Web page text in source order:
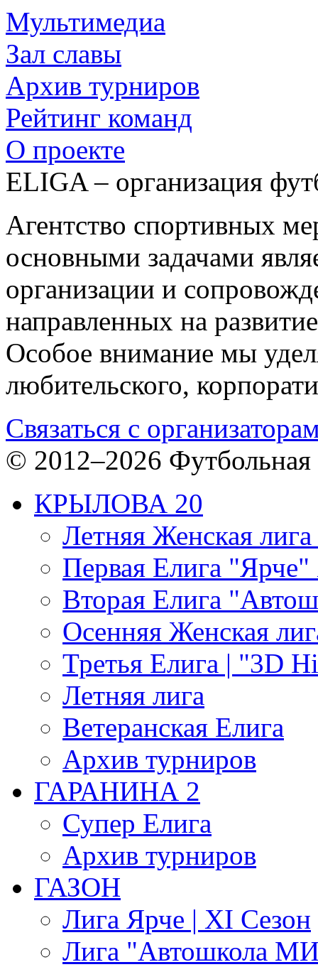
Мультимедиа
Зал славы
Архив турниров
Рейтинг команд
О проекте
ELIGA – организация
Агентство спортивных
основными задачами
организации и
направленных на
Особое внимание мы
любительского,
Связаться с
© 2012–2026 Футбольная
КРЫЛОВА 20
Летняя Женская
Первая Елига
Вторая Елига
Осенняя Женская
Третья Елига | "3D
Летняя лига
Ветеранская Елига
Архив турниров
ГАРАНИНА 2
Супер Елига
Архив турниров
ГАЗОН
Лига Ярче | XI Сезон
Лига "Автошкола